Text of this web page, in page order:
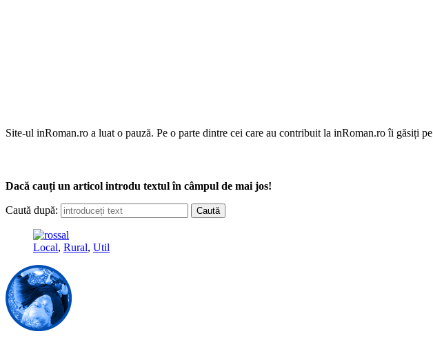
Site-ul inRoman.ro a luat o pauză. Pe o parte dintre cei care au contribuit la inRoman.ro îi găsiți pe
Dacă cauți un articol introdu textul în câmpul de mai jos!
Caută după:
Local, Rural, Util